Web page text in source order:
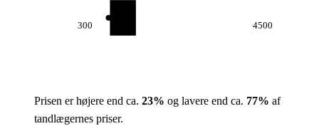
300 4500
Prisen er højere end ca. 23% og lavere end ca. 77% af
tandlægernes priser.